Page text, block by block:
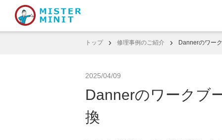
トップ 修理事例のご紹介 Dannerのワー
2025/04/09
Dannerのワークブ
換